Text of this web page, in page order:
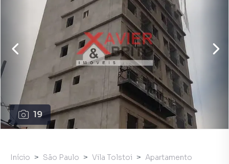
19
Início São Paulo Vila Tolstoi
Apartamento